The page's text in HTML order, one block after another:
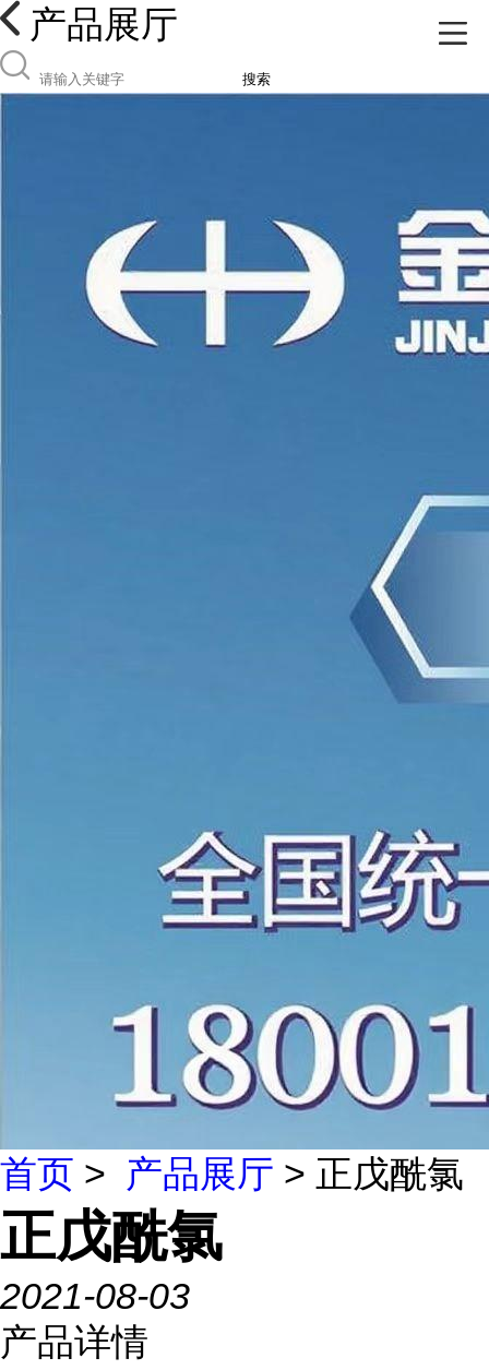
产品展厅
搜索
首页 > 产品展厅 > 正戊酰氯
正戊酰氯
2021-08-03
产品详情